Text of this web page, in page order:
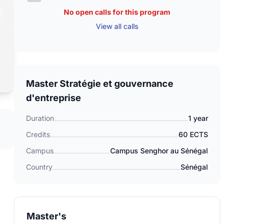
No open calls for this program
View all calls
Master Stratégie et gouvernance
d'entreprise
Duration
1 year
Credits
60 ECTS
Campus
Campus Senghor au Sénégal
Country
Sénégal
Master's